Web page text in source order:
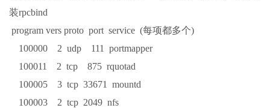
装rpcbind
program vers proto port service (每项都多个)
100000 2 udp 111 portmapper
100011 2 tcp 875 rquotad
100005 3 tcp 33671 mountd
100003 2 tcp 2049 nfs